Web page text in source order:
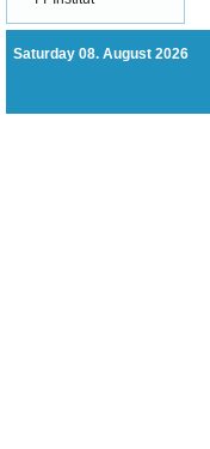
Saturday 08. August 2026